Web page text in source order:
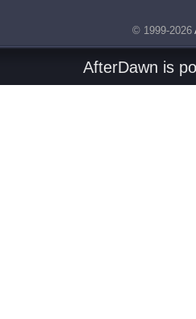
© 1999-2026
AfterDawn is